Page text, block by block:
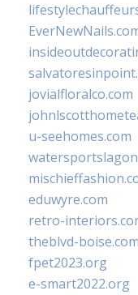
jovialfloralco.com
u-seehomes.com
eduwyre.com
retro-
theblvd-boise.com
fpet2023.org
e-smart2022.org